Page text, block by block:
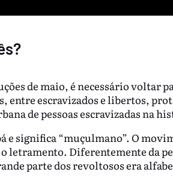
de maio, é necessário voltar
entre escravizados e libertos,
de pessoas escravizadas na
e significa “muçulmano”. O
letramento. Diferentemente da
parte dos revoltosos era